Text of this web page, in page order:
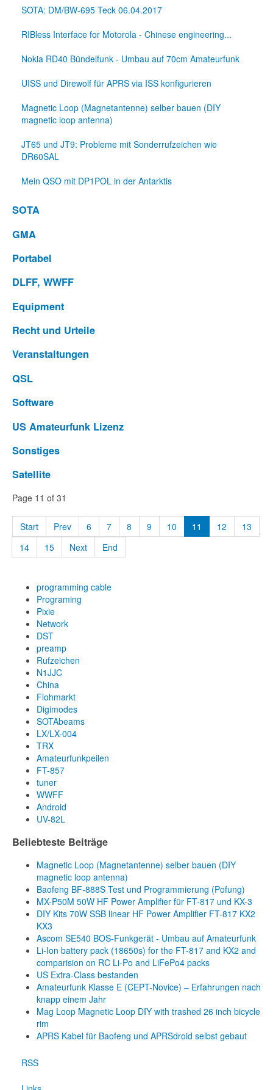
SOTA: DM/BW-695 Teck 06.04.2017
RIBless Interface for Motorola - Chinese engineering...
Nokia RD40 Bündelfunk - Umbau auf 70cm Amateurfunk
UISS und Direwolf für APRS via ISS konfigurieren
Magnetic Loop (Magnetantenne) selber bauen (DIY
magnetic loop antenna)
JT65 und JT9: Probleme mit Sonderrufzeichen wie
DR60SAL
Mein QSO mit DP1POL in der Antarktis
SOTA
GMA
Portabel
DLFF, WWFF
Equipment
Recht und Urteile
Veranstaltungen
QSL
Software
US Amateurfunk Lizenz
Sonstiges
Satellite
Page 11 of 31
Start Prev 6 7 8 9 10 11 12
13
14
15 Next End
programming cable
Programing
Pixie
Network
DST
preamp
Rufzeichen
N1JJC
China
Flohmarkt
Digimodes
SOTAbeams
LX/LX-004
TRX
Amateurfunkpeilen
FT-857
tuner
WWFF
Android
UV-82L
Beliebteste Beiträge
Magnetic Loop (Magnetantenne) selber bauen (DIY
magnetic loop antenna)
Baofeng BF-888S Test und Programmierung (Pofung)
MX-P50M 50W HF Power Amplifier für FT-817 und KX-3
DIY Kits 70W SSB linear HF Power Amplifier FT-817 KX2
KX3
Ascom SE540 BOS-Funkgerät - Umbau auf Amateurfunk
Li-Ion battery pack (18650s) for the FT-817 and KX2 and
comparision on RC Li-Po and LiFePo4 packs
US Extra-Class bestanden
Amateurfunk Klasse E (CEPT-Novice) – Erfahrungen nach
knapp einem Jahr
Mag Loop Magnetic Loop DIY with trashed 26 inch bicycle
rim
APRS Kabel für Baofeng und APRSdroid selbst gebaut
RSS